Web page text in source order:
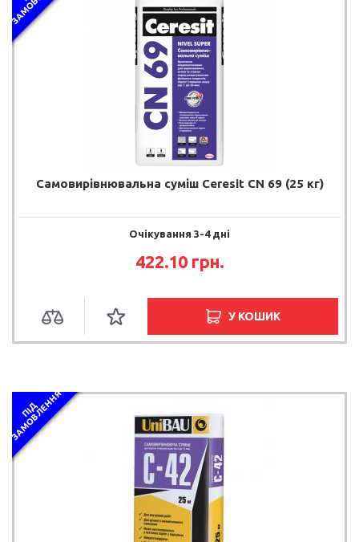
Самовирівнювальна суміш Ceresit CN 69 (25 кг)
Очікування 3-4 дні
422.10 грн.
У КОШИК
П
І
Д
З
А
М
О
В
Л
Е
Н
Н
Я